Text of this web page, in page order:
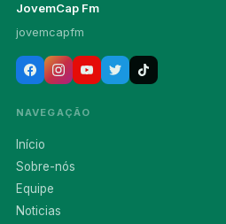
JovemCap Fm
jovemcapfm
NAVEGAÇÃO
Início
Sobre-nós
Equipe
Noticias